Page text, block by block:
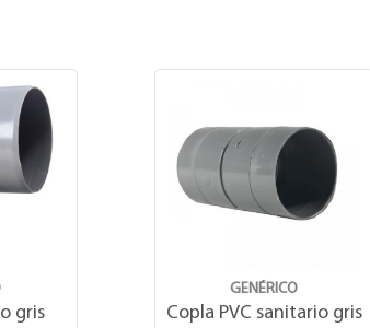
gris
GENÉRICO
Copla PVC sanitario gris